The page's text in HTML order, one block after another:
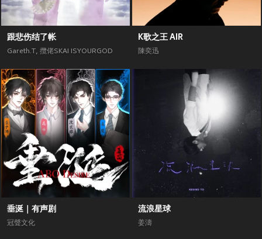
跟悲伤结了帐
Gareth.T, 攬佬SKAI ISYOURGOD
K歌之王 AIR
陳奕迅
垂涎｜有声剧
冠聲文化
流浪星球
姜濤